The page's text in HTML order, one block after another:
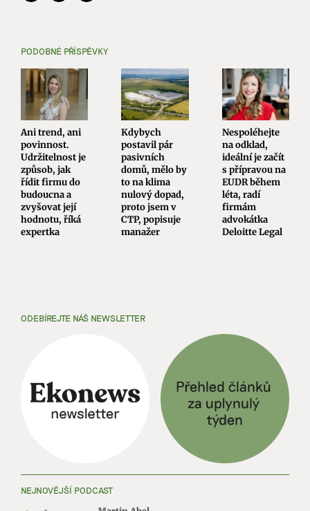
PODOBNÉ PŘÍSPĚVKY
Ani trend, ani
povinnost.
Udržitelnost je
způsob, jak
řídit firmu do
budoucna a
zvyšovat její
hodnotu, říká
expertka
Kdybych
postavil pár
pasivních
domů, mělo by
to na klima
nulový dopad,
proto jsem v
CTP, popisuje
manažer
Nespoléhejte
na odklad,
ideální je začít
s přípravou na
EUDR během
léta, radí
firmám
advokátka
Deloitte Legal
ODEBÍREJTE NÁŠ NEWSLETTER
NEJNOVĚJŠÍ PODCAST